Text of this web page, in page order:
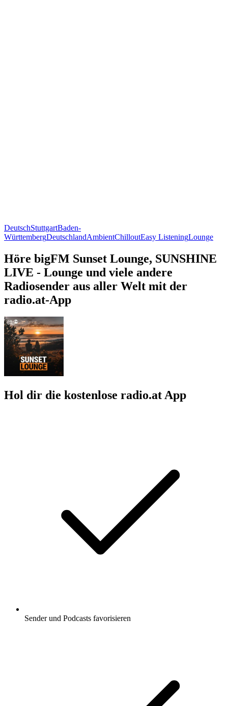
DeutschStuttgartBaden-
WürttembergDeutschlandAmbientChilloutEasy ListeningLounge
Höre bigFM Sunset Lounge, SUNSHINE
LIVE - Lounge und viele andere
Radiosender aus aller Welt mit der
radio.at-App
Hol dir die kostenlose radio.at App
Sender und Podcasts favorisieren